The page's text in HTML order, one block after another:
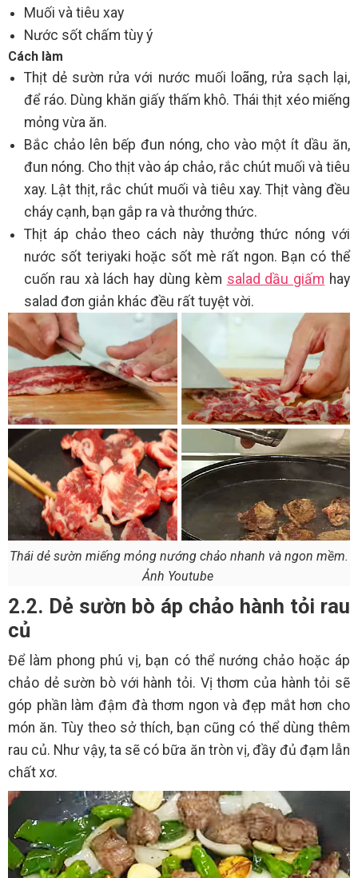
Muối và tiêu xay
Nước sốt chấm tùy ý
Cách làm
Thịt dẻ sườn rửa với nước muối loãng, rửa sạch lại,
để ráo. Dùng khăn giấy thấm khô. Thái thịt xéo miếng
mỏng vừa ăn.
Bắc chảo lên bếp đun nóng, cho vào một ít dầu ăn,
đun nóng. Cho thịt vào áp chảo, rắc chút muối và tiêu
xay. Lật thịt, rắc chút muối và tiêu xay. Thịt vàng đều
cháy cạnh, bạn gắp ra và thưởng thức.
Thịt áp chảo theo cách này thưởng thức nóng với
nước sốt teriyaki hoặc sốt mè rất ngon. Bạn có thể
cuốn rau xà lách hay dùng kèm salad dầu giấm hay
salad đơn giản khác đều rất tuyệt vời.
Thái dẻ sườn miếng mỏng nướng chảo nhanh và ngon mềm.
Ảnh Youtube
2.2. Dẻ sườn bò áp chảo hành tỏi rau
củ
Để làm phong phú vị, bạn có thể nướng chảo hoặc áp
chảo dẻ sườn bò với hành tỏi. Vị thơm của hành tỏi sẽ
góp phần làm đậm đà thơm ngon và đẹp mắt hơn cho
món ăn. Tùy theo sở thích, bạn cũng có thể dùng thêm
rau củ. Như vậy, ta sẽ có bữa ăn tròn vị, đầy đủ đạm lẫn
chất xơ.